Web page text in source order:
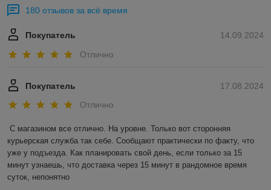
180 отзывов за всё время
14.09.2024
Покупатель
Отлично
17.08.2024
Покупатель
Отлично
С магазином все отлично. На уровне. Только вот сторонняя
курьерская служба так себе. Сообщают практически по факту, что
уже у подъезда. Как планировать свой день, если только за 15
минут узнаешь, что доставка через 15 минут в рандомное время
суток, непонятно